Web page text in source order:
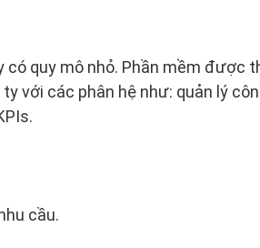
có quy mô nhỏ. Phần mềm được
với các phân hệ như: quản lý
cầu.